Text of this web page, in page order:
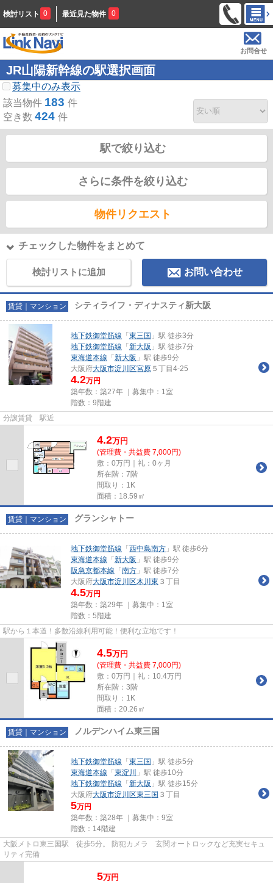
検討リスト 0 最近見た物件 0
お問合せ
JR山陽新幹線の駅選択画面
募集中のみ表示
該当物件 183 件
空き数 424 件
駅で絞り込む
さらに条件を絞り込む
物件リクエスト
チェックした物件をまとめて
検討リストに追加 お問い合わせ
賃貸｜マンション シティライフ・ディナスティ新大阪
地下鉄御堂筋線 「 東三国 」駅 徒歩3分
地下鉄御堂筋線 「 新大阪 」駅 徒歩7分
東海道本線 「 新大阪 」駅 徒歩9分
大阪府大阪市淀川区宮原 ５丁目4-25
4.2万円
築年数：築27年 ｜募集中： 1室
階数：9階建
分譲賃貸 駅近
4.2万円
(管理費・共益費 7,000円)
敷：0万円｜礼：0ヶ月
所在階：7階
間取り：1K
面積：18.59㎡
賃貸｜マンション グランシャトー
地下鉄御堂筋線 「 西中島南方 」駅 徒歩6分
東海道本線 「 新大阪 」駅 徒歩9分
阪急京都本線 「 南方 」駅 徒歩7分
大阪府大阪市淀川区木川東 ３丁目
4.5万円
築年数：築29年 ｜募集中： 1室
階数：5階建
駅から１本道！多数沿線利用可能！便利な立地です！
4.5万円
(管理費・共益費 7,000円)
敷：0万円｜礼：10.4万円
所在階：3階
間取り：1K
面積：20.26㎡
賃貸｜マンション ノルデンハイム東三国
地下鉄御堂筋線 「 東三国 」駅 徒歩5分
東海道本線 「 東淀川
」駅 徒歩10分
地下鉄御堂筋線 「 新大阪 」駅 徒歩15分
大阪府大阪市淀川区東三国 ３丁目
5万円
築年数：築28年 ｜募集中： 9室
階数：14階建
大阪メトロ東三国駅 徒歩5分。 防犯カメラ 玄関オートロックなど充実セキュ
リティ完備
5万円